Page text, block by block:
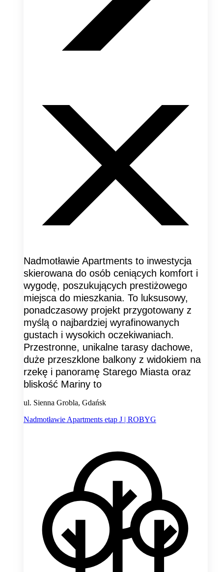
Nadmotławie Apartments to inwestycja
skierowana do osób ceniących komfort i
wygodę, poszukujących prestiżowego
miejsca do mieszkania. To luksusowy,
ponadczasowy projekt przygotowany z
myślą o najbardziej wyrafinowanych
gustach i wysokich oczekiwaniach.
Przestronne, unikalne tarasy dachowe,
duże przeszklone balkony z widokiem na
rzekę i panoramę Starego Miasta oraz
bliskość Mariny to
ul. Sienna Grobla, Gdańsk
Nadmotławie Apartments etap J | ROBYG